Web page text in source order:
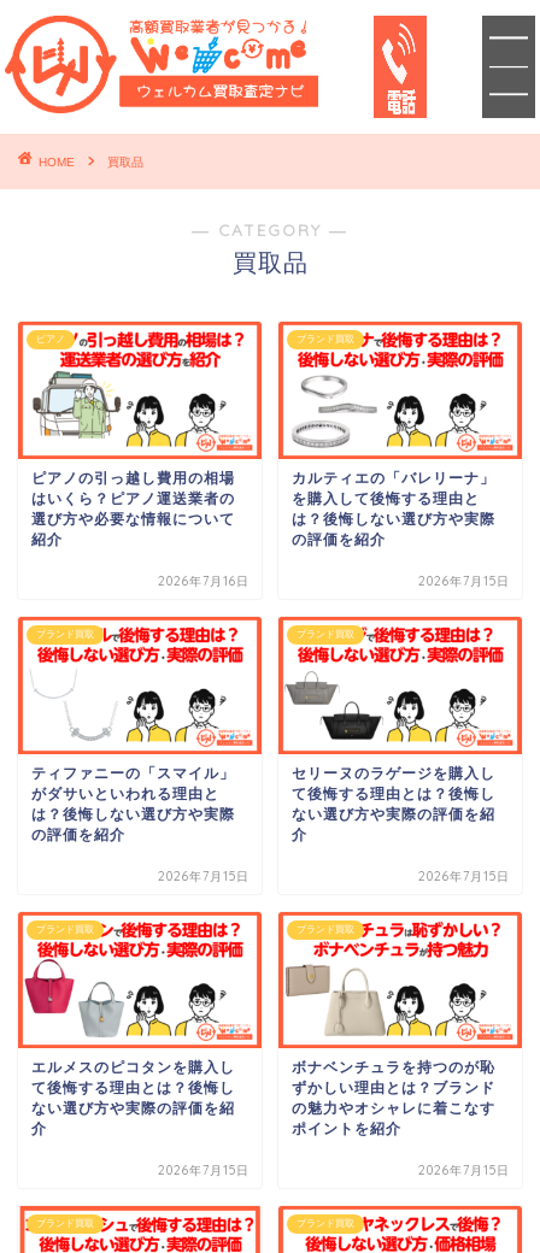
HOME 買取品
― CATEGORY ―
買取品
ピアノ
ピアノの引っ越し費用の相場
はいくら？ピアノ運送業者の
選び方や必要な情報について
紹介
2026年7月16日
ブランド買取
カルティエの「バレリーナ」
を購入して後悔する理由と
は？後悔しない選び方や実際
の評価を紹介
2026年7月15日
ブランド買取
ティファニーの「スマイル」
がダサいといわれる理由と
は？後悔しない選び方や実際
の評価を紹介
2026年7月15日
ブランド買取
セリーヌのラゲージを購入し
て後悔する理由とは？後悔し
ない選び方や実際の評価を紹
介
2026年7月15日
ブランド買取
エルメスのピコタンを購入し
て後悔する理由とは？後悔し
ない選び方や実際の評価を紹
介
2026年7月15日
ブランド買取
ボナベンチュラを持つのが恥
ずかしい理由とは？ブランド
の魅力やオシャレに着こなす
ポイントを紹介
2026年7月15日
ブランド買取 ブランド買取